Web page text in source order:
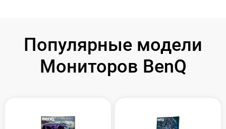
Популярные модели
Мониторов BenQ